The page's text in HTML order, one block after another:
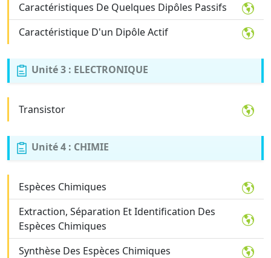
Caractéristiques De Quelques Dipôles Passifs
Caractéristique D'un Dipôle Actif
Unité 3 : ELECTRONIQUE
Transistor
Unité 4 : CHIMIE
Espèces Chimiques
Extraction, Séparation Et Identification Des
Espèces Chimiques
Synthèse Des Espèces Chimiques